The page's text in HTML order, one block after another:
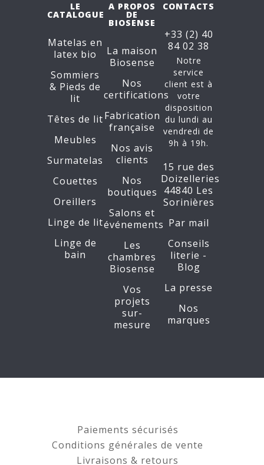
LE
CATALOGUE
Matelas en
latex bio
Sommiers
& Pieds de
lit
Têtes de lit
Meubles
Surmatelas
Couettes
Oreillers
Linge de lit
Linge de
bain
A PROPOS
DE
BIOSENSE
La maison
Biosense
Nos
certifications
Fabrication
française
Nos avis
clients
Nos
boutiques
Salons et
événements
Les
chambres
Biosense
Vos
projets
sur-
mesure
CONTACTS
+33 (2) 40
84 02 38
Notre
service
client est à
votre
disposition
du lundi au
vendredi de
9h à 19h.
15 rue des
Doizelleries
44840 Les
Sorinières
Par mail
Conseils
literie -
Blog
La presse
Nos
marques
Paiements sécurisés
Conditions générales de vente
Livraisons & retours